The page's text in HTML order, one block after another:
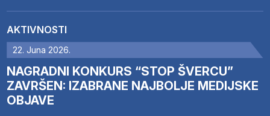
AKTIVNOSTI
22. Juna 2026.
NAGRADNI KONKURS “STOP ŠVERCU”
ZAVRŠEN: IZABRANE NAJBOLJE MEDIJSKE
OBJAVE